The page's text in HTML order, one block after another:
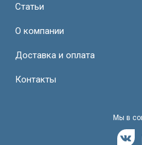
Статьи
О компании
Доставка и оплата
Контакты
Мы в